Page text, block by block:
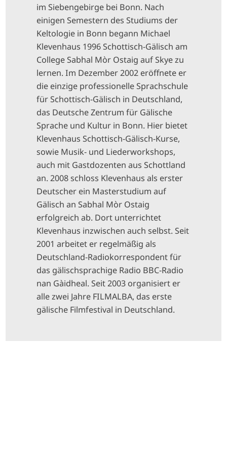
im Siebengebirge bei Bonn. Nach
einigen Semestern des Studiums der
Keltologie in Bonn begann Michael
Klevenhaus 1996 Schottisch-Gälisch am
College Sabhal Mòr Ostaig auf Skye zu
lernen. Im Dezember 2002 eröffnete er
die einzige professionelle Sprachschule
für Schottisch-Gälisch in Deutschland,
das Deutsche Zentrum für Gälische
Sprache und Kultur in Bonn. Hier bietet
Klevenhaus Schottisch-Gälisch-Kurse,
sowie Musik- und Liederworkshops,
auch mit Gastdozenten aus Schottland
an. 2008 schloss Klevenhaus als erster
Deutscher ein Masterstudium auf
Gälisch an Sabhal Mòr Ostaig
erfolgreich ab. Dort unterrichtet
Klevenhaus inzwischen auch selbst. Seit
2001 arbeitet er regelmäßig als
Deutschland-Radiokorrespondent für
das gälischsprachige Radio BBC-Radio
nan Gàidheal. Seit 2003 organisiert er
alle zwei Jahre FILMALBA, das erste
gälische Filmfestival in Deutschland.